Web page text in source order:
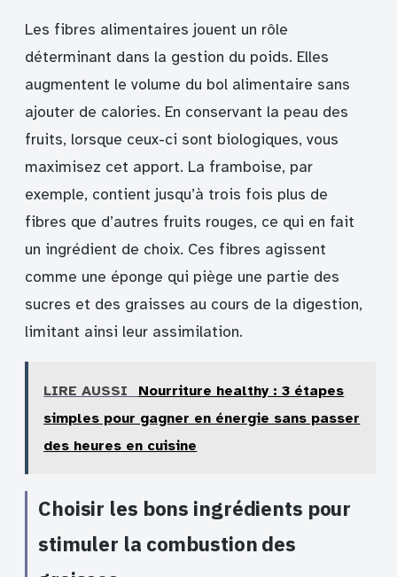
Les fibres alimentaires jouent un rôle
déterminant dans la gestion du poids. Elles
augmentent le volume du bol alimentaire sans
ajouter de calories. En conservant la peau des
fruits, lorsque ceux-ci sont biologiques, vous
maximisez cet apport. La framboise, par
exemple, contient jusqu’à trois fois plus de
fibres que d’autres fruits rouges, ce qui en fait
un ingrédient de choix. Ces fibres agissent
comme une éponge qui piège une partie des
sucres et des graisses au cours de la digestion,
limitant ainsi leur assimilation.
LIRE AUSSI
Nourriture healthy : 3 étapes
simples pour gagner en énergie sans passer
des heures en cuisine
Choisir les bons ingrédients pour
stimuler la combustion des